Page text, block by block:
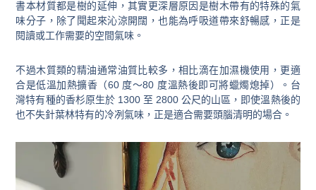
書本材質都是樹的延伸，其實更深層原因是樹木帶有的特殊的氣
味分子， 除了聞起來沁涼開闊，也能為呼吸道帶來舒暢感，正是
閱讀或工作需要的空間氣味。
不過木質類的精油通常油質比較多，相比滴在加濕機使用，更適
合是低溫加熱擴香（60 度～80 度溫熱後即可將蠟燭熄掉）
。台
灣特有種的香杉原生於 1300 至 2800 公尺的山區， 即使溫熱後的
也不失針葉林特有的冷冽氣味，正是適合需要頭腦清明的場合。